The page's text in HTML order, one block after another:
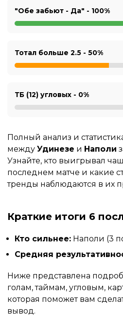
"Обе забьют - Да" - 100%
Тотал больше 2.5 - 50%
ТБ (12) угловых - 0%
Полный анализ и
между Удинезе и Наполи
Узнайте, кто выигрывал
последнем матче и какие
тренды наблюдаются в их
Краткие итоги 6
Кто сильнее: Наполи (3
Средняя
Ниже представлена
голам, таймам, угловым,
которая поможет вам
вывод.